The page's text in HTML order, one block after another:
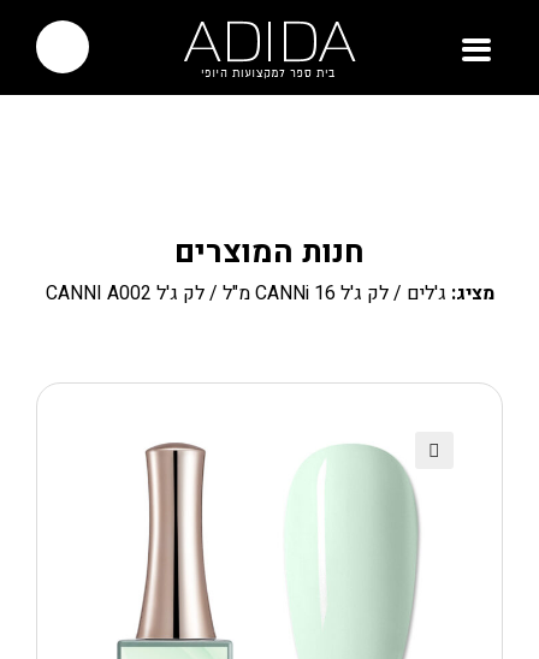
חנות המוצרים
מציג: ג'לים /לק ג'ל CANNi 16 מ"ל / לק ג'ל CANNI A002